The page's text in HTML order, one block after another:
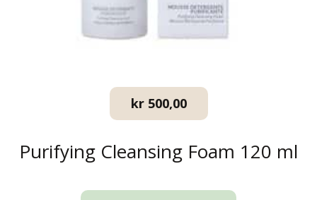
kr500,00
Purifying Cleansing Foam 120 ml